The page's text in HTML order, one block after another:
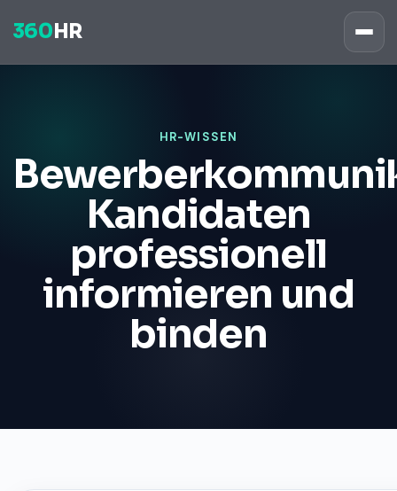
360 HR
HR-WISSEN
Kandidaten
professionell
informieren und
binden